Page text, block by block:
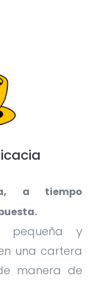
a tiempo
pequeña y
una cartera
manera de